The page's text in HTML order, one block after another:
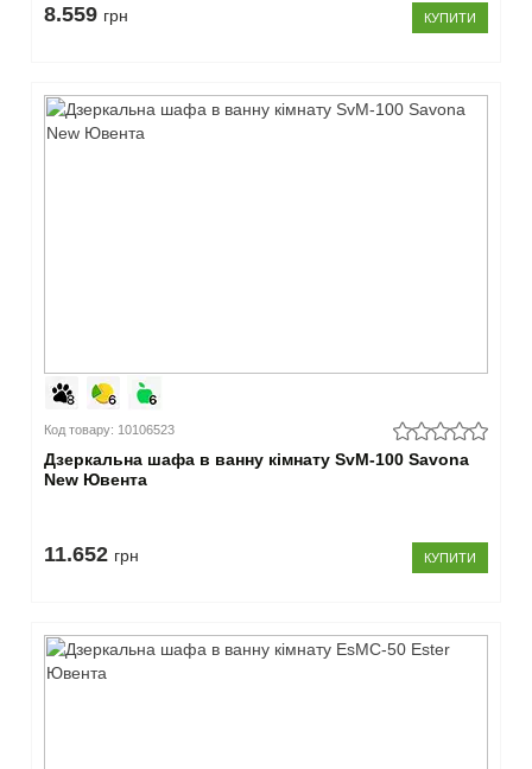
8.559 грн КУПИТИ
Код товару: 10106523
Дзеркальна шафа в ванну кімнату SvM-100 Savona
New Ювента
11.652 грн КУПИТИ